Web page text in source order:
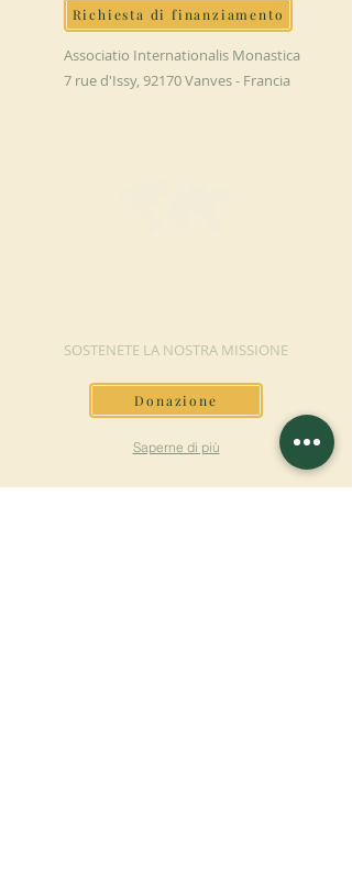
Richiesta di finanziamento
Associatio Internationalis Monastica
7 rue d'Issy, 92170 Vanves - Francia
SOSTENETE LA NOSTRA MISSIONE
Donazione
Saperne di più